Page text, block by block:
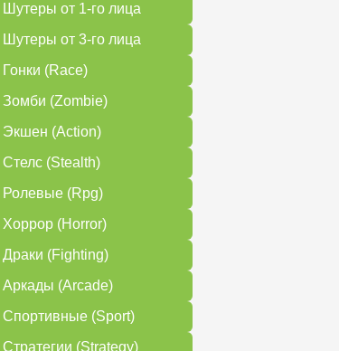
Шутеры от 1-го лица
Шутеры от 3-го лица
Гонки (Race)
Зомби (Zombie)
Экшен (Action)
Стелс (Stealth)
Ролевые (Rpg)
Хоррор (Horror)
Драки (Fighting)
Аркады (Arcade)
Спортивные (Sport)
Стратегии (Strategy)